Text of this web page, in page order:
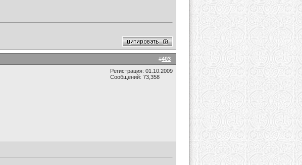
#403
Регистрация: 01.10.2009
Сообщений: 73,358